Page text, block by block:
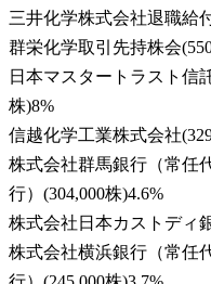
三井化学株式会社退職給
群栄化学取引先持株会(
日本マスタートラスト信
株)8%
信越化学工業株式会社(
株式会社群馬銀行（常
行） (304,000株)4.6%
株式会社日本カストディ
株式会社横浜銀行（常